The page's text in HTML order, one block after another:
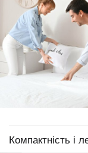
Компактність і